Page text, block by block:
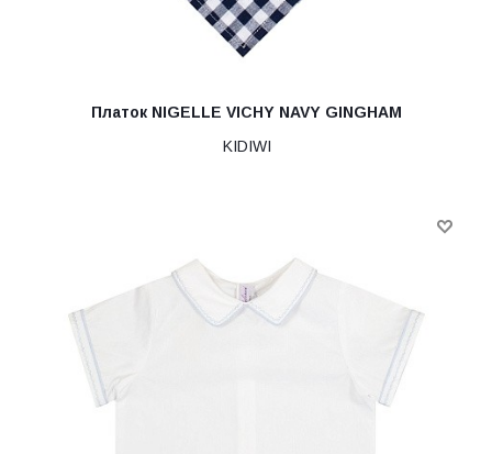
Платок NIGELLE VICHY NAVY GINGHAM
KIDIWI